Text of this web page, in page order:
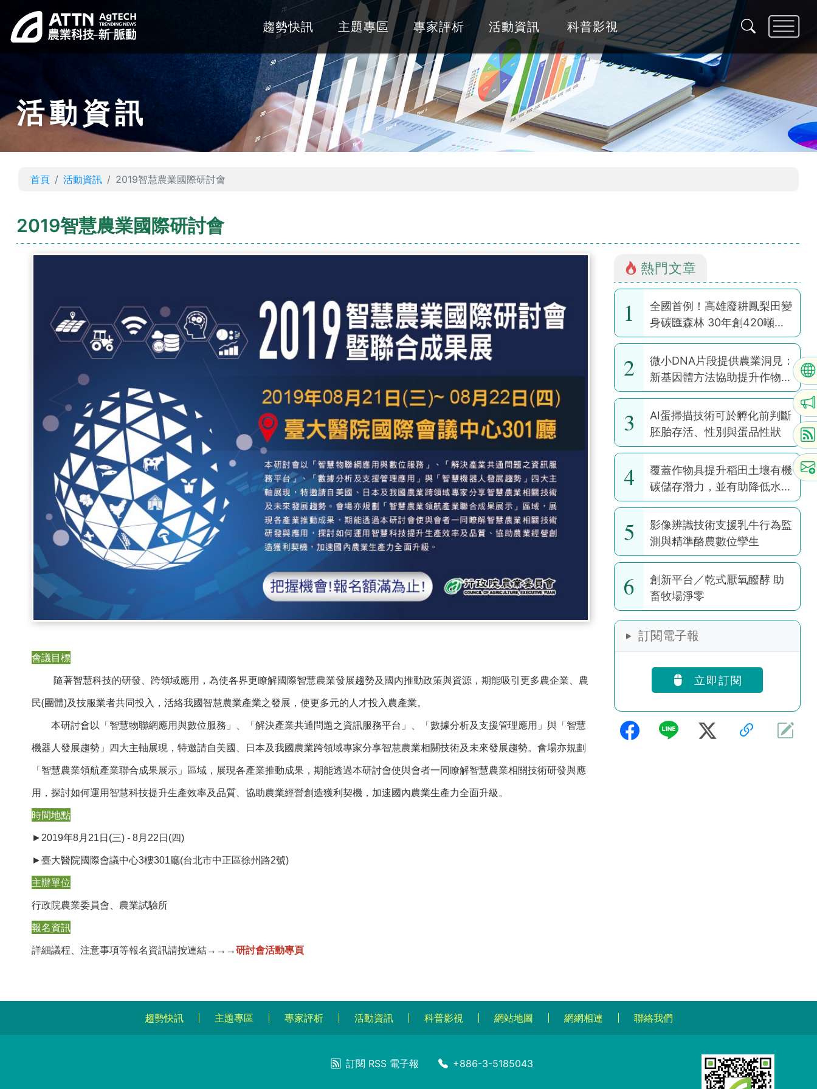
趨勢快訊 主題專區 專家評析 活動資訊 科普影視
活動資訊
首頁 活動資訊 2019智慧農業國際研討會
2019智慧農業國際研討會
會議目標
隨著智慧科技的研發、跨領域應用，為使各界更瞭解國際智慧農業發展趨勢及國內推動政策與資源，期能吸引更多農企業、農
民(團體)及技服業者共同投入，活絡我國智慧農業產業之發展，使更多元的人才投入農產業。
本研討會以「智慧物聯網應用與數位服務」、「解決產業共通問題之資訊服務平台」、「數據分析及支援管理應用」與「智慧
機器人發展趨勢」四大主軸展現，特邀請自美國、日本及我國農業跨領域專家分享智慧農業相關技術及未來發展趨勢。會場亦規劃
「智慧農業領航產業聯合成果展示」區域，展現各產業推動成果，期能透過本研討會使與會者一同瞭解智慧農業相關技術研發與應
用，探討如何運用智慧科技提升生產效率及品質、協助農業經營創造獲利契機，加速國內農業生產力全面升級。
時間地點
►2019年8月21日(三) - 8月22日(四)
►臺大醫院國際會議中心3樓301廳(台北市中正區徐州路2號)
主辦單位
行政院農業委員會、農業試驗所
報名資訊
詳細議程、注意事項等報名資訊請按連結→→→研討會活動專頁
熱門文章
1
全國首例！高雄廢耕鳳梨田變
身碳匯森林 30年創420噸碳
權
2
微小DNA片段提供農業洞見：
新基因體方法協助提升作物韌
性
3
AI蛋掃描技術可於孵化前判斷
胚胎存活、性別與蛋品性狀
4
覆蓋作物具提升稻田土壤有機
碳儲存潛力，並有助降低水稻
耕作全球暖化潛勢
5
影像辨識技術支援乳牛行為監
測與精準酪農數位孿生
6
創新平台／乾式厭氧醱酵 助
畜牧場淨零
訂閱電子報
立即訂閱
趨勢快訊 主題專區 專家評析 活動資訊 科普影視 網站地圖 網網相連 聯絡我們
訂閱 RSS 電子報 +886-3-5185043